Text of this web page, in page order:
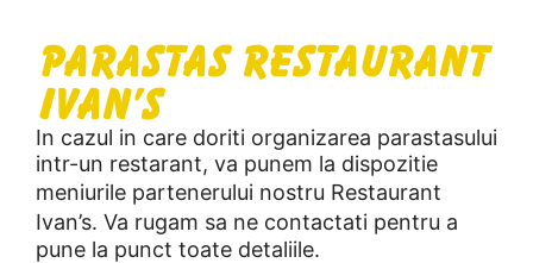
Parastas Restaurant
Ivan's
In cazul in care doriti organizarea parastasului
intr-un restarant, va punem la dispozitie
meniurile partenerului nostru Restaurant
Ivan’s. Va rugam sa ne contactati pentru a
pune la punct toate detaliile.